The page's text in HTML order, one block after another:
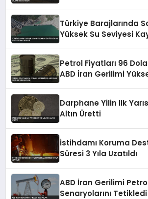
Türkiye Barajlarında
Yüksek Su Seviyesi
Petrol Fiyatları 96
ABD İran Gerilimi
Darphane Yilin Ilk
Altın Üretti
İstihdamı Koruma
Süresi 3 Yıla Uzatıldı
ABD İran Gerilimi
Senaryolarını Tetikledi